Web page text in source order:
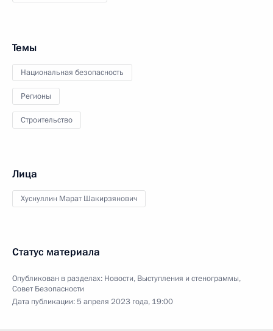
Темы
Национальная безопасность
Регионы
Строительство
Лица
Хуснуллин Марат Шакирзянович
Статус материала
Опубликован в разделах: Новости, Выступления и стенограммы,
Совет Безопасности
Дата публикации:5 апреля 2023 года, 19:00